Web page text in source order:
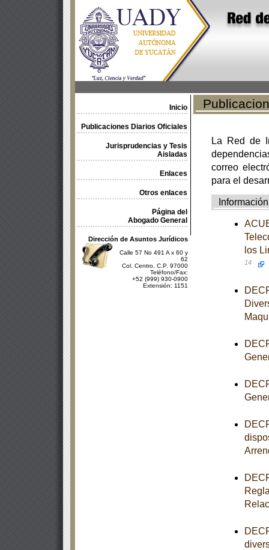
Inicio
Publicaciones Diarios Oficiales
Jurisprudencias y Tesis
Aisladas
Enlaces
Otros enlaces
Página del
Abogado General
Dirección de Asuntos Jurídicos
Calle 57 No 491 A x 60 y
62
Col. Centro, C.P. 97000
Teléfono/Fax:
+52 (999) 930-0900
Extensión: 1151
La Red de
correo
para el
Información
los
14